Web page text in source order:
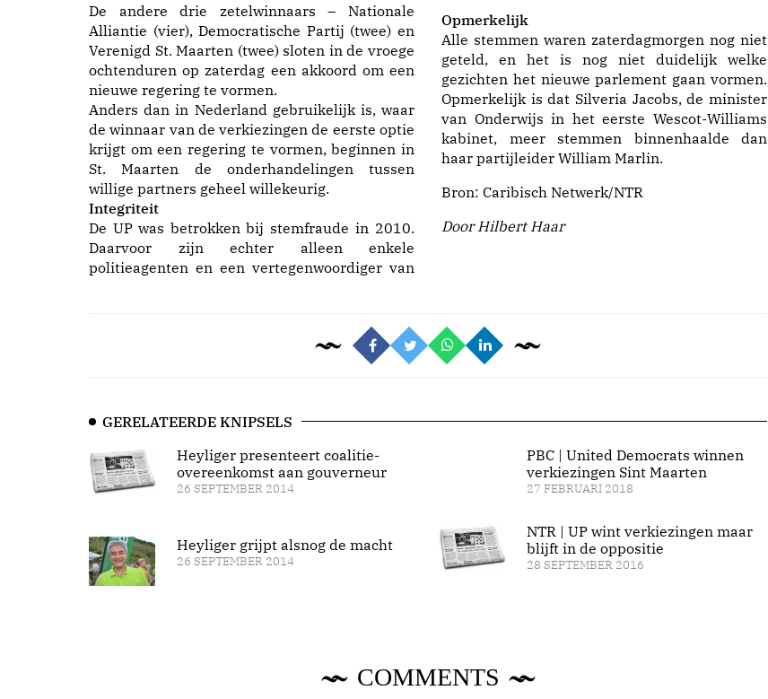
De andere drie zetelwinnaars – Nationale
Alliantie (vier), Democratische Partij (twee) en
Verenigd St. Maarten (twee) sloten in de vroege
ochtenduren op zaterdag een akkoord om een
nieuwe regering te vormen.
Anders dan in Nederland gebruikelijk is, waar
de winnaar van de verkiezingen de eerste optie
krijgt om een regering te vormen, beginnen in
St. Maarten de onderhandelingen tussen
willige partners geheel willekeurig.
Integriteit
De UP was betrokken bij stemfraude in 2010.
Daarvoor zijn echter alleen enkele
politieagenten en een vertegenwoordiger van
Opmerkelijk
Alle stemmen waren zaterdagmorgen nog niet
geteld, en het is nog niet duidelijk welke
gezichten het nieuwe parlement gaan vormen.
Opmerkelijk is dat Silveria Jacobs, de minister
van Onderwijs in het eerste Wescot-Williams
kabinet, meer stemmen binnenhaalde dan
haar partijleider William Marlin.
Bron: Caribisch Netwerk/NTR
Door Hilbert Haar
GERELATEERDE KNIPSELS
Heyliger presenteert coalitie-
overeenkomst aan gouverneur
26 SEPTEMBER 2014
Heyliger grijpt alsnog de macht
26 SEPTEMBER 2014
PBC | United Democrats winnen
verkiezingen Sint Maarten
27 FEBRUARI 2018
NTR | UP wint verkiezingen maar
blijft in de oppositie
28 SEPTEMBER 2016
COMMENTS